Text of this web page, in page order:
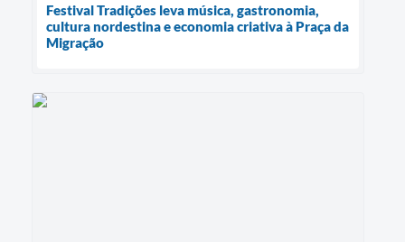
Festival Tradições leva música, gastronomia,
cultura nordestina e economia criativa à Praça da
Migração